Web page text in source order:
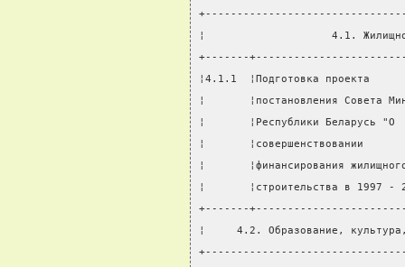
¦                    4.1.
+-------
¦4.1.1  ¦Подготовка проекта
¦       ¦постановления Совета
¦       ¦Республики
¦       ¦совершенствовании
¦       ¦финансирования
¦       ¦строительства в
+-------
¦     4.2. Образование,